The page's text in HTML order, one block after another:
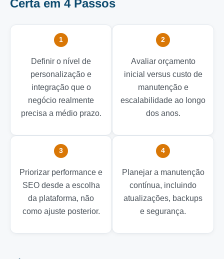
Certa em 4 Passos
1
Definir o nível de
personalização e
integração que o
negócio realmente
precisa a médio prazo.
2
Avaliar orçamento
inicial versus custo de
manutenção e
escalabilidade ao longo
dos anos.
3
Priorizar performance e
SEO desde a escolha
da plataforma, não
como ajuste posterior.
4
Planejar a manutenção
contínua, incluindo
atualizações, backups
e segurança.